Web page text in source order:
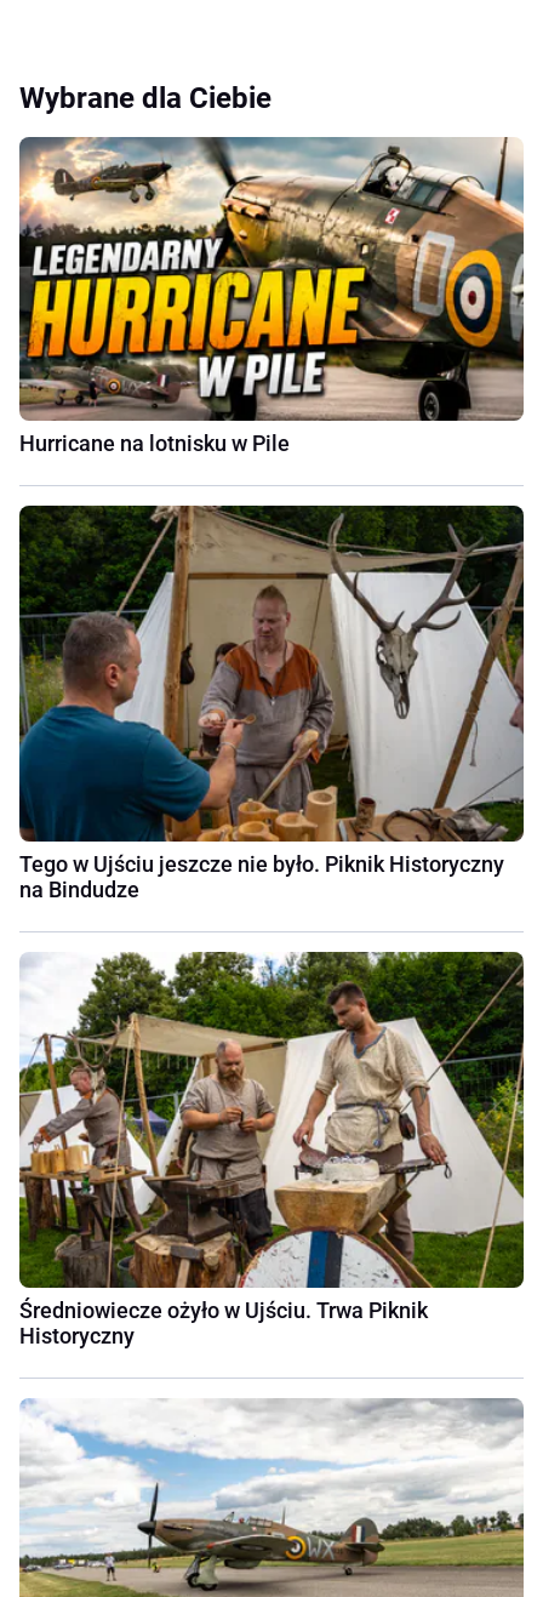
Wybrane dla Ciebie
Hurricane na lotnisku w Pile
Tego w Ujściu jeszcze nie było. Piknik Historyczny
na Bindudze
Średniowiecze ożyło w Ujściu. Trwa Piknik
Historyczny